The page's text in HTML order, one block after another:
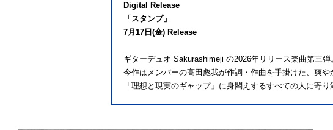
Digital Release
「スタンプ」
7月17日(金) Release
ギターデュオ Sakurashimeji の2026年リリース楽曲第三弾
今作はメンバーの髙田彪我が作詞・作曲を手掛けた、爽
「理想と現実のギャップ」に身悶えするすべての人に寄